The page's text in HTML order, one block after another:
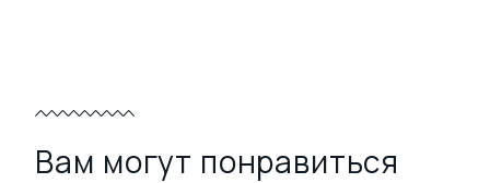
Вам могут понравиться